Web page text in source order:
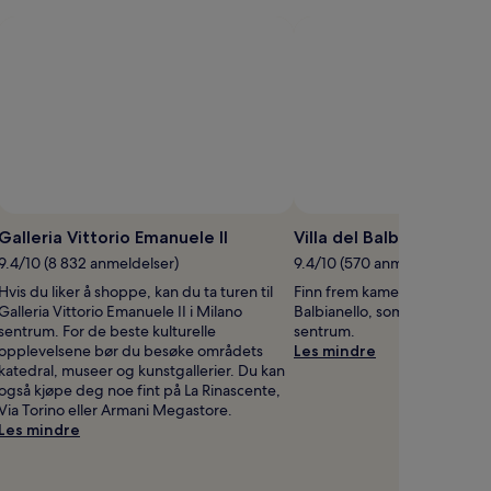
Galleria Vittorio Emanuele II
10 (8 832 anmeldelser)
Hvis du liker å shoppe, kan du ta turen til
Vittorio Emanuele II i Milano
For de beste kulturelle
bør du besøke områdets
katedral, museer og kunstgallerier. Du kan
kjøpe deg noe fint på La Rinascente,
Torino eller Armani Megastore.
Les mindre
Villa del Balbianello
9.4/10 (570 anmeldelser)
Finn frem kameraet ditt og
Balbianello, som ligger 1,1
sentrum.
Les mindre